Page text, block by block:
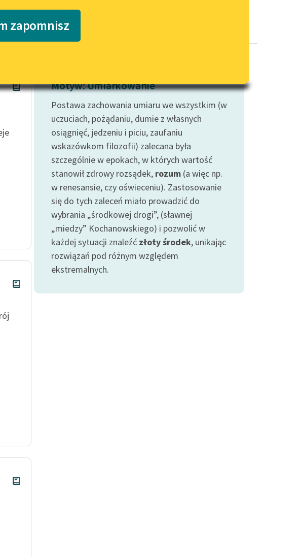
i
Katalog
Katalog w formacie PDF
wrażliwych
Deklaracja dostępności
zapomnisz
Motyw: Umiarkowanie
Postawa zachowania umiaru we wszystkim (w
uczuciach, pożądaniu, dumie z własnych
osiągnięć, jedzeniu i piciu, zaufaniu
wskazówkom filozofii) zalecana była
szczególnie w epokach, w których wartość
stanowił zdrowy rozsądek, rozum (a więc np.
w renesansie, czy oświeceniu). Zastosowanie
się do tych zaleceń miało prowadzić do
wybrania „środkowej drogi”, (sławnej
„miedzy” Kochanowskiego) i pozwolić w
każdej sytuacji znaleźć złoty środek, unikając
rozwiązań pod różnym względem
ekstremalnych.